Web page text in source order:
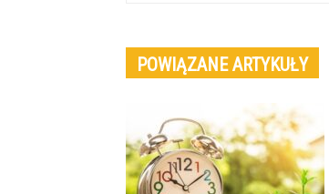
POWIĄZANE ARTYKUŁY